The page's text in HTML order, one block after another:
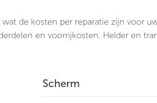
de kosten per reparatie zijn voor
en voorrijkosten. Helder en
Scherm